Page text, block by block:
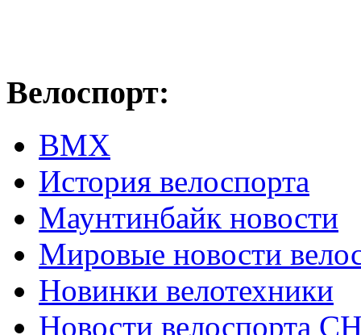
Велоспорт:
ВМХ
История велоспорта
Маунтинбайк новости
Мировые новости
Новинки велотехники
Новости велоспорта